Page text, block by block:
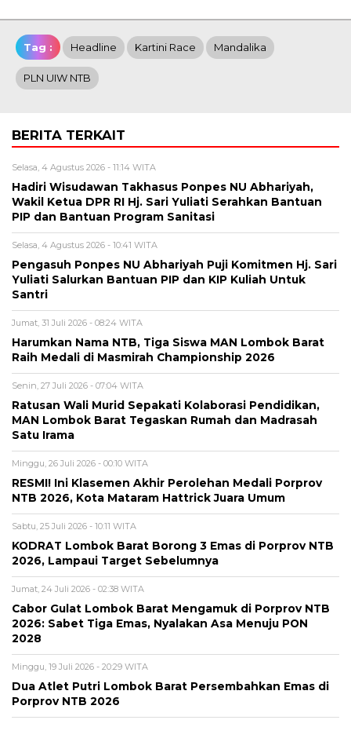
Tag : Headline Kartini Race Mandalika
PLN UIW NTB
BERITA TERKAIT
Selasa, 4 Agustus 2026 - 11:14 WITA
Hadiri Wisudawan Takhasus Ponpes NU Abhariyah,
Wakil Ketua DPR RI Hj. Sari Yuliati Serahkan Bantuan
PIP dan Bantuan Program Sanitasi
Selasa, 4 Agustus 2026 - 10:41 WITA
Pengasuh Ponpes NU Abhariyah Puji Komitmen Hj. Sari
Yuliati Salurkan Bantuan PIP dan KIP Kuliah Untuk
Santri
Jumat, 31 Juli 2026 - 08:24 WITA
Harumkan Nama NTB, Tiga Siswa MAN Lombok Barat
Raih Medali di Masmirah Championship 2026
Senin, 27 Juli 2026 - 07:04 WITA
Ratusan Wali Murid Sepakati Kolaborasi Pendidikan,
MAN Lombok Barat Tegaskan Rumah dan Madrasah
Satu Irama
Minggu, 26 Juli 2026 - 00:10 WITA
RESMI! Ini Klasemen Akhir Perolehan Medali Porprov
NTB 2026, Kota Mataram Hattrick Juara Umum
Sabtu, 25 Juli 2026 - 10:11 WITA
KODRAT Lombok Barat Borong 3 Emas di Porprov NTB
2026, Lampaui Target Sebelumnya
Jumat, 24 Juli 2026 - 02:38 WITA
Cabor Gulat Lombok Barat Mengamuk di Porprov NTB
2026: Sabet Tiga Emas, Nyalakan Asa Menuju PON
2028
Minggu, 19 Juli 2026 - 20:29 WITA
Dua Atlet Putri Lombok Barat Persembahkan Emas di
Porprov NTB 2026